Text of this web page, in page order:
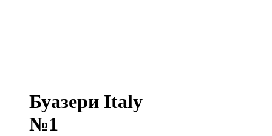
Буазери Italy
№1